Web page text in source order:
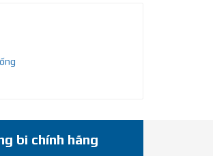
bi chính hãng